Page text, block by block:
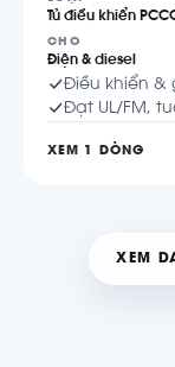
Tủ điều khiển
CHO
Điện & diesel
Điều khiển &
Đạt UL/FM,
XEM 1 DÒNG
XEM